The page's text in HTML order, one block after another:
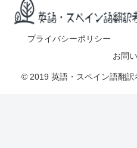
プライバシーポリシー
お問
© 2019 英語・スペイン語翻訳